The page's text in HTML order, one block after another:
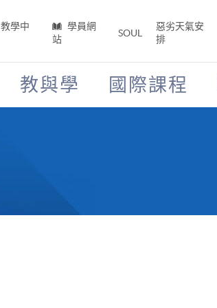
教學中
學員網
站
SOUL
惡劣天氣安
排
教與學 國際課程